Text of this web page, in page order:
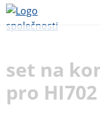
set na
pro HI702